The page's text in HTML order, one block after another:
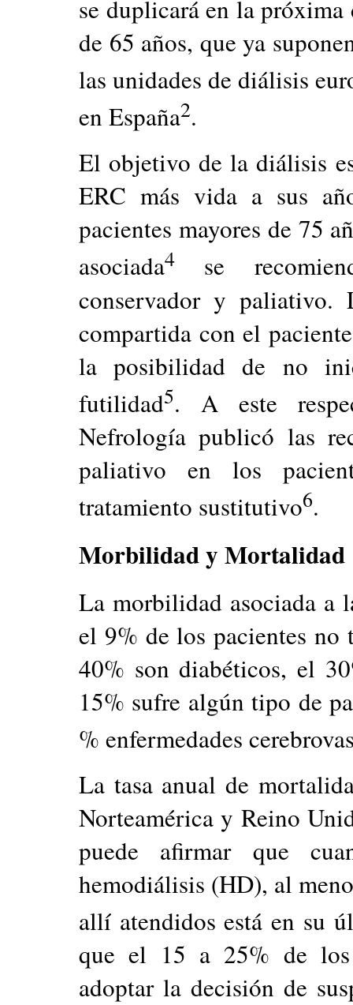
se duplicará en la próxima
de 65 años, que ya
las unidades de diálisis
en España2.
El objetivo de la diálisis
ERC más vida a sus
pacientes mayores de 75
asociada4
se
conservador y paliativo.
compartida con el
la posibilidad de no
futilidad5. A este
Nefrología publicó las
paliativo en los
tratamiento sustitutivo6.
Morbilidad y Mortalidad
La morbilidad asociada a
el 9% de los pacientes no
40% son diabéticos, el
15% sufre algún tipo de
% enfermedades
La tasa anual de
Norteamérica y Reino
puede afirmar que
hemodiálisis (HD), al
allí atendidos está en su
que el 15 a 25% de los
adoptar la decisión de